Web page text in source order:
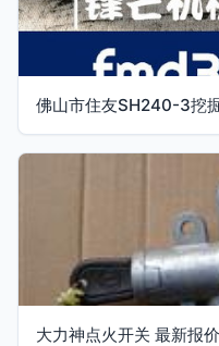
佛山市住友SH240-3挖
大力神点火开关 最新报